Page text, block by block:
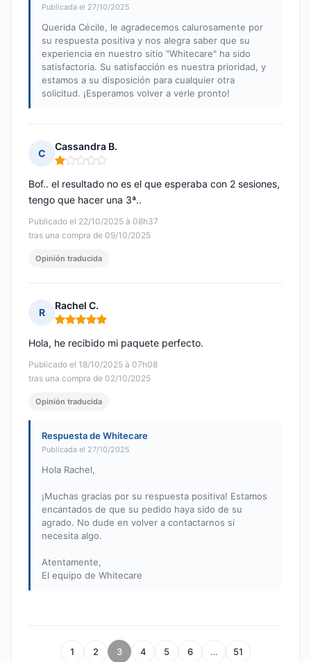
Publicada el 27/10/2025
Querida Cécile, le agradecemos calurosamente por
su respuesta positiva y nos alegra saber que su
experiencia en nuestro sitio "Whitecare" ha sido
satisfactoria. Su satisfacción es nuestra prioridad, y
estamos a su disposición para cualquier otra
solicitud. ¡Esperamos volver a verle pronto!
C
Cassandra B.
Nota: 1 de 5
Publicado el 22/10/2025 à 08h37
tras una compra de 09/10/2025
Bof.. el resultado no es el que esperaba con 2 sesiones,
tengo que hacer una 3ª..
Opinión traducida
R
Rachel C.
Nota: 5 de 5
Publicado el 18/10/2025 à 07h08
tras una compra de 02/10/2025
Hola, he recibido mi paquete perfecto.
Opinión traducida
Respuesta de Whitecare
Publicada el 27/10/2025
Hola Rachel,
¡Muchas gracias por su respuesta positiva! Estamos
encantados de que su pedido haya sido de su
agrado. No dude en volver a contactarnos si
necesita algo.
Atentamente,
El equipo de Whitecare
1 2 3 4 5 6 … 51